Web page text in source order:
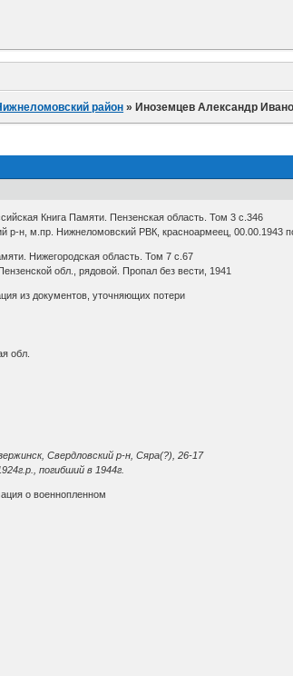
район » Иноземцев Александр
Книга Памяти. Пензенская область. Том 3 с.346
р-н, м.пр. Нижнеломовский РВК, красноармеец, 00.00.1943
Нижегородская область. Том 7 с.67
обл., рядовой. Пропал без вести, 1941
из документов, уточняющих потери
обл.
Свердловский р-н, Сяра(?), 26-17
погибший в 1944г.
о военнопленном